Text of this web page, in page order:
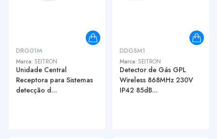
DRG01M
Marca: SEITRON
Unidade Central
Receptora para Sistemas
detecção d...
DDGSM1
Marca: SEITRON
Detector de Gás GPL
Wireless 868MHz 230V
IP42 85dB...